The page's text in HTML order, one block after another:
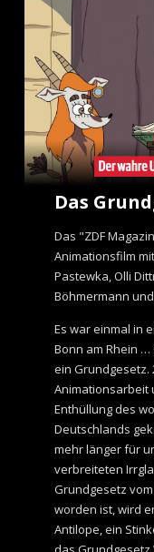
Das
Das "ZDF
Animationsfilm
Pastewka, Olli
Böhmermann
Es war einmal in
Bonn am Rhein …
ein Grundgesetz.
Animationsarbeit
Enthüllung des
Deutschlands
mehr länger für
verbreiteten
Grundgesetz
worden ist, wird
Antilope, ein